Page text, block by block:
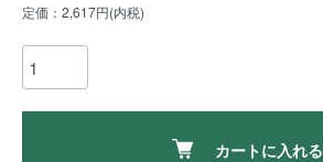
定価：2,617円(内税)
カートに入れる